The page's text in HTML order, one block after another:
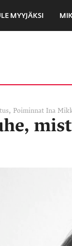
MYYJÄKSI
, Poiminnat Ina